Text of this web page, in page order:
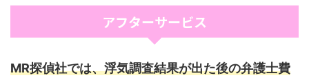
アフターサービス
MR探偵社では、浮気調査結果が出た後の弁護士費